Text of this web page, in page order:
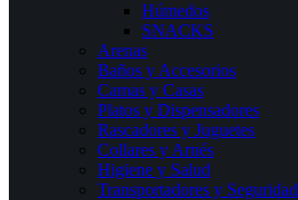
Húmedos
SNACKS
Arenas
Baños y Accesorios
Camas y Casas
Platos y Dispensadores
Rascadores y Juguetes
Collares y Arnés
Higiene y Salud
Transportadores y Seguridad